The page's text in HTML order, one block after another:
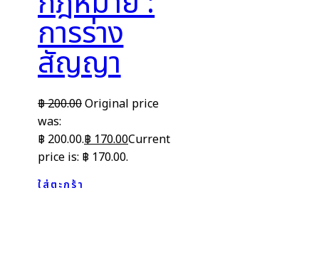
การร่าง
สัญญา
฿200.00Original price
was:
฿ 200.00.฿170.00Current
price is: ฿ 170.00.
ใส่ตะกร้า